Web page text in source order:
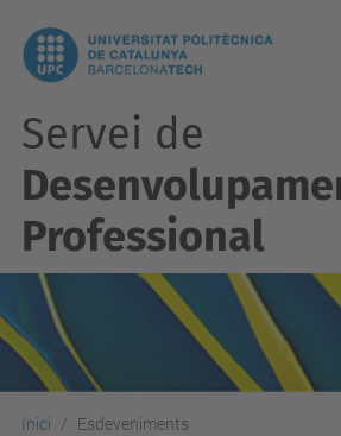
Servei de
Professional
Inici Esdeveniments